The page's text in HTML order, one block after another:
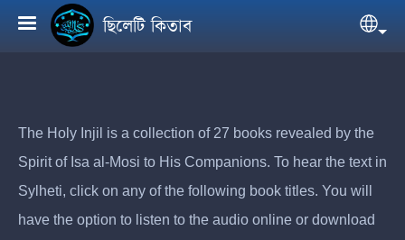
Skip to main content
ছিলেটি কিতাব
The Holy Injil is a collection of 27 books revealed by the
Spirit of Isa al-Mosi to His Companions. To hear the text in
Sylheti, click on any of the following book titles. You will
have the option to listen to the audio online or download